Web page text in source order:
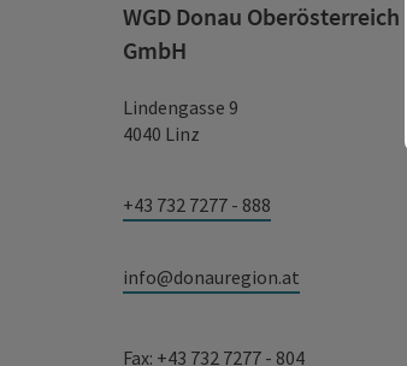
WGD Donau
GmbH
Lindengasse 9
4040 Linz
+43 732 7277 - 888
info@donauregion.at
Fax: +43 732 7277 - 804